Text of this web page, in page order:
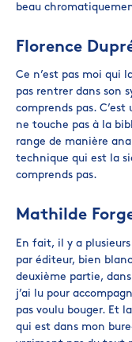
beau
Florence
Ce n’est pas moi qui
pas rentrer dans son
comprends pas.
ne touche pas à la
range de manière
technique qui est la
comprends pas.
Mathilde
En fait, il y a
par éditeur, bien
deuxième partie,
j’ai lu pour
pas voulu bouger. Et
qui est dans mon